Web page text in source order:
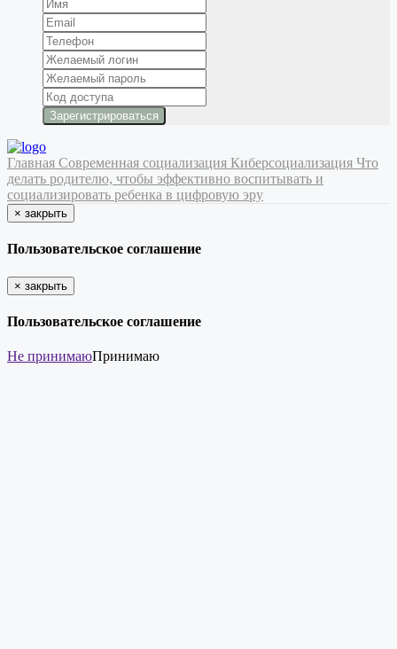
Главная Современная социализация Киберсоциализация Что
делать родителю, чтобы эффективно воспитывать и
социализировать ребенка в цифровую эру
× закрыть
Пользовательское соглашение
× закрыть
Пользовательское соглашение
Не принимаюПринимаю